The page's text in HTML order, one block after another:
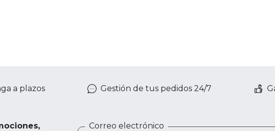
a plazos Gestión de tus pedidos 24/7
Correo electrónico